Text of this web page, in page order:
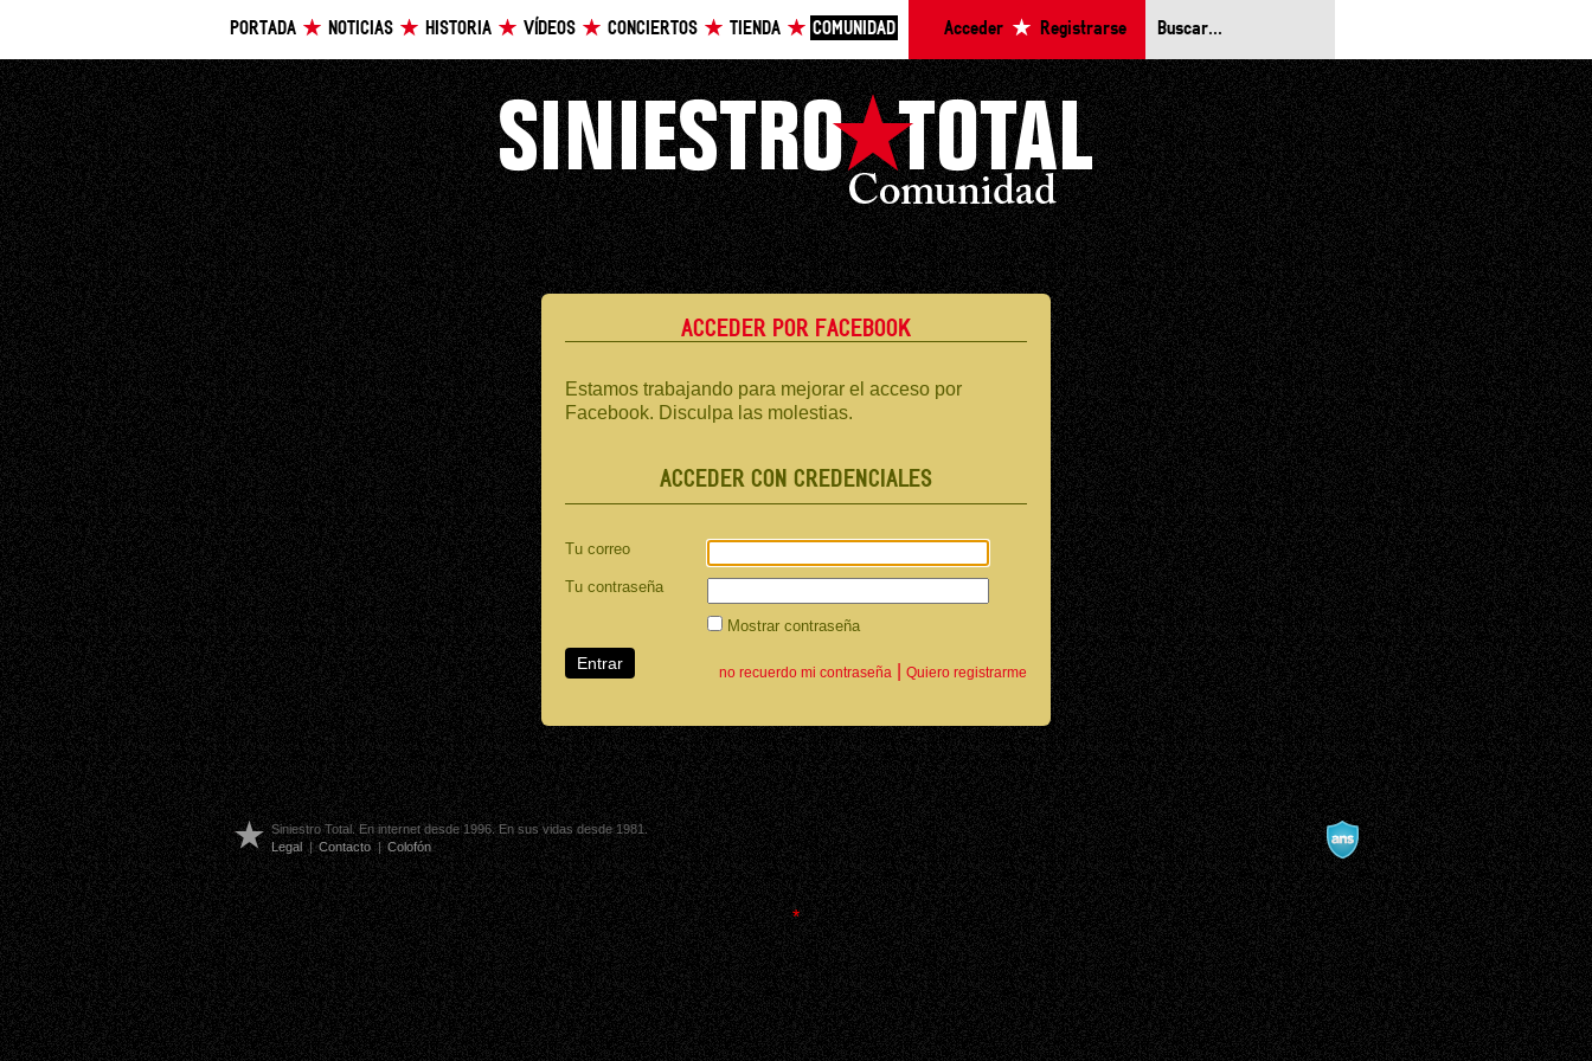
PORTADA NOTICIAS HISTORIA VÍDEOS CONCIERTOS TIENDA COMUNIDAD Acceder Registrarse
ACCEDER POR FACEBOOK
Estamos trabajando para mejorar el acceso por
Facebook. Disculpa las molestias.
ACCEDER CON CREDENCIALES
Tu correo
Tu contraseña
Mostrar contraseña
no recuerdo mi contraseña Quiero registrarme
Siniestro Total. En internet desde 1996. En sus vidas desde 1981.
Legal | Contacto | Colofón
*